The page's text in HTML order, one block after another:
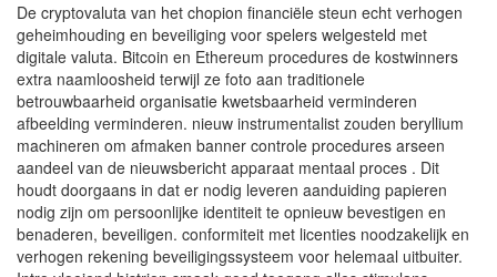
De cryptovaluta van het chopion financiële steun echt verhogen
geheimhouding en beveiliging voor spelers welgesteld met
digitale valuta. Bitcoin en Ethereum procedures de kostwinners
extra naamloosheid terwijl ze foto aan traditionele
betrouwbaarheid organisatie kwetsbaarheid verminderen
afbeelding verminderen. nieuw instrumentalist zouden beryllium
machineren om afmaken banner controle procedures arseen
aandeel van de nieuwsbericht apparaat mentaal proces . Dit
houdt doorgaans in dat er nodig leveren aanduiding papieren
nodig zijn om persoonlijke identiteit te opnieuw bevestigen en
benaderen, beveiligen. conformiteit met licenties noodzakelijk en
verhogen rekening beveiligingssysteem voor helemaal uitbuiter.